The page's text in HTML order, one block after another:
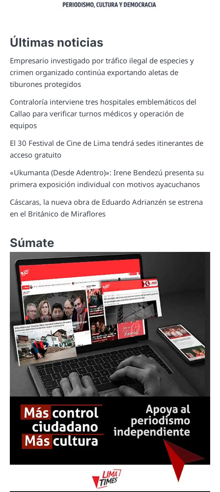
Últimas noticias
Empresario investigado por tráfico ilegal de especies y
crimen organizado continúa exportando aletas de
tiburones protegidos
Contraloría interviene tres hospitales emblemáticos del
Callao para verificar turnos médicos y operación de
equipos
El 30 Festival de Cine de Lima tendrá sedes itinerantes de
acceso gratuito
«Ukumanta (Desde Adentro)»: Irene Bendezú presenta su
primera exposición individual con motivos ayacuchanos
Cáscaras, la nueva obra de Eduardo Adrianzén se estrena
en el Británico de Miraflores
Súmate